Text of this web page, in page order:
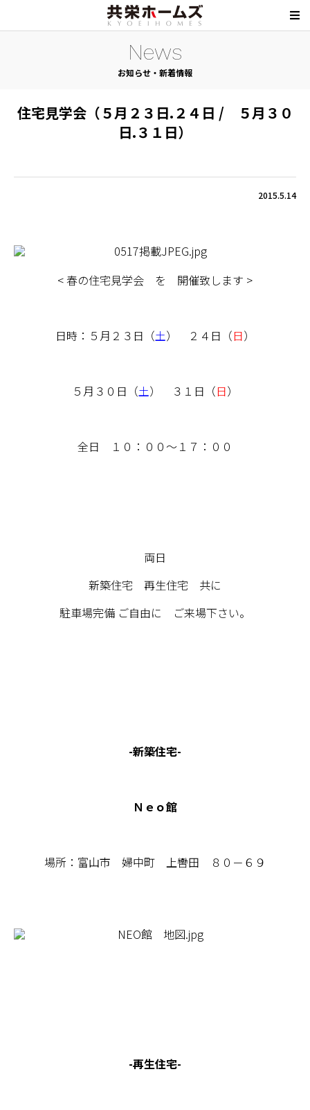
News
お知らせ・新着情報
住宅見学会（５月２３日.２４日 / ５月３０
日.３１日）
2015.5.14
< 春の住宅見学会 を 開催致します >
日時：５月２３日（土） ２４日（日）
５月３０日（土） ３１日（日）
全日 １０：００～１７：００
両日
新築住宅 再生住宅 共に
駐車場完備 ご自由に ご来場下さい。
-新築住宅-
Ｎｅｏ館
場所：富山市 婦中町 上轡田 ８０－６９
-再生住宅-